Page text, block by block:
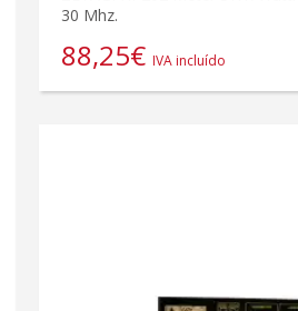
30 Mhz.
88,25€ IVA incluído